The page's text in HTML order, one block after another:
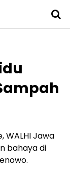
WALHI Jawa
bahaya di